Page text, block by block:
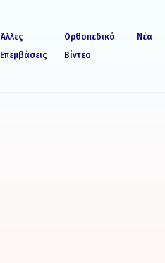
Άλλες
Επεμβάσεις
Ορθοπεδικά
Βίντεο
Νέα